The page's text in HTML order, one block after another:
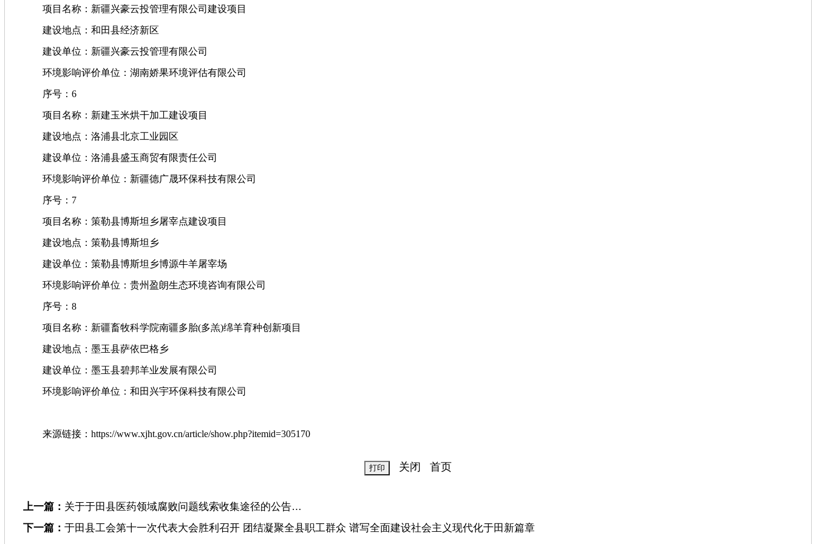
项目名称：新疆兴豪云投管理有限公司建设项目
建设地点：和田县经济新区
建设单位：新疆兴豪云投管理有限公司
环境影响评价单位：湖南娇果环境评估有限公司
序号：6
项目名称：新建玉米烘干加工建设项目
建设地点：洛浦县北京工业园区
建设单位：洛浦县盛玉商贸有限责任公司
环境影响评价单位：新疆德广晟环保科技有限公司
序号：7
项目名称：策勒县博斯坦乡屠宰点建设项目
建设地点：策勒县博斯坦乡
建设单位：策勒县博斯坦乡博源牛羊屠宰场
环境影响评价单位：贵州盈朗生态环境咨询有限公司
序号：8
项目名称：新疆畜牧科学院南疆多胎(多羔)绵羊育种创新项目
建设地点：墨玉县萨依巴格乡
建设单位：墨玉县碧邦羊业发展有限公司
环境影响评价单位：和田兴宇环保科技有限公司
来源链接：https://www.xjht.gov.cn/article/show.php?itemid=305170
关闭 首页
上一篇： 关于于田县医药领域腐败问题线索收集途径的公告…
下一篇： 于田县工会第十一次代表大会胜利召开 团结凝聚全县职工群众 谱写全面建设社会主义现代化于田新篇章